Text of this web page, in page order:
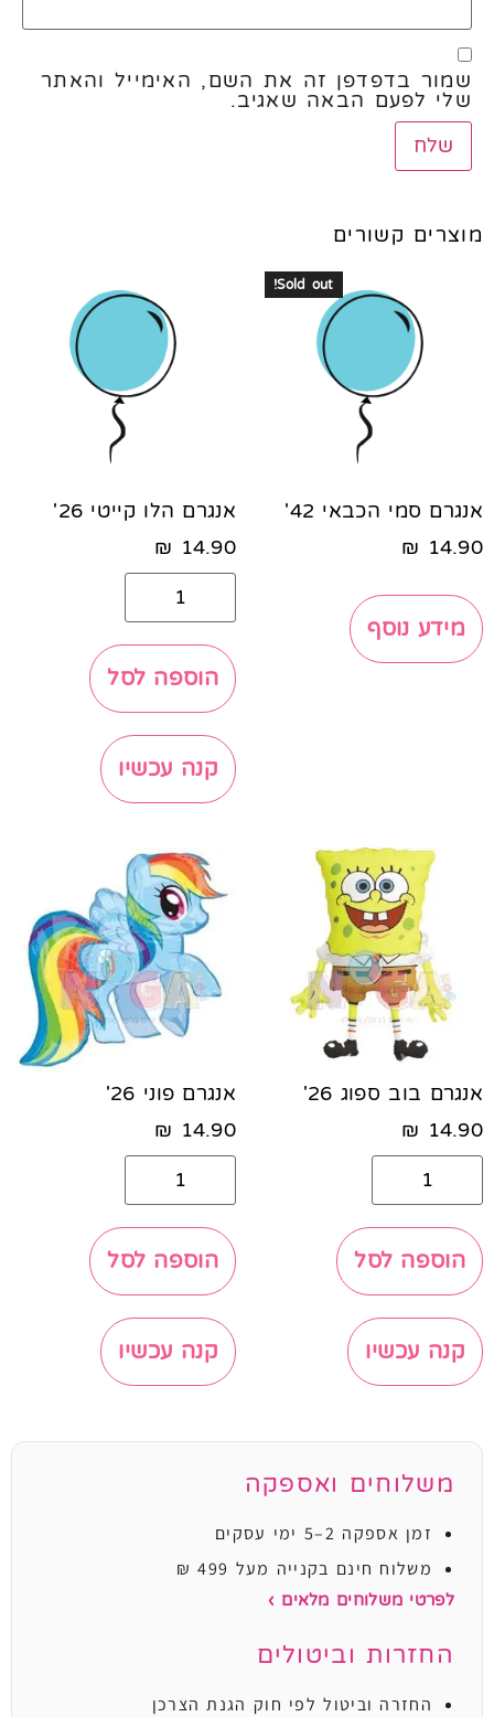
שמור בדפדפן זה את השם, האימייל והאתר
שלי לפעם הבאה שאגיב.
מוצרים קשורים
Sold out!
אנגרם סמי הכבאי 42'
14.90
₪
מידע נוסף
אנגרם הלו קייטי 26'
14.90
₪
הוספה לסל
קנה עכשיו
אנגרם בוב ספוג 26'
14.90
₪
הוספה לסל
קנה עכשיו
אנגרם פוני 26'
14.90
₪
הוספה לסל
קנה עכשיו
משלוחים ואספקה
זמן אספקה 2–5 ימי עסקים
משלוח חינם בקנייה מעל 499 ₪
לפרטי משלוחים מלאים ›
החזרות וביטולים
החזרה וביטול לפי חוק הגנת הצרכן